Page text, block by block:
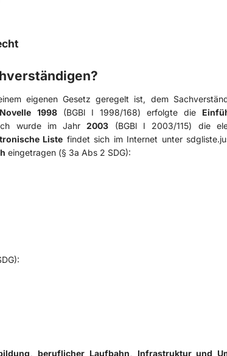
eigenen Gesetz geregelt ist, dem
1998(BGBl I 1998/168) erfolgte die
wurde im Jahr2003 (BGBl I 2003/115) die
Liste findet sich im Internet unter
eingetragen (§ 3a Abs 2 SDG):
beruflicher Laufbahn, Infrastruktur und